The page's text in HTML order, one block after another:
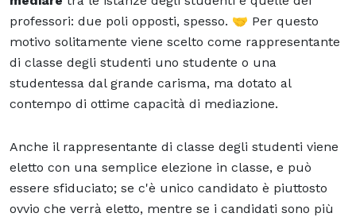
professori: due poli opposti, spesso. 🤝 Per questo
motivo solitamente viene scelto come rappresentante
di classe degli studenti uno studente o una
studentessa dal grande carisma, ma dotato al
contempo di ottime capacità di mediazione.
Anche il rappresentante di classe degli studenti viene
eletto con una semplice elezione in classe, e può
essere sfiduciato; se c'è unico candidato è piuttosto
ovvio che verrà eletto, mentre se i candidati sono più